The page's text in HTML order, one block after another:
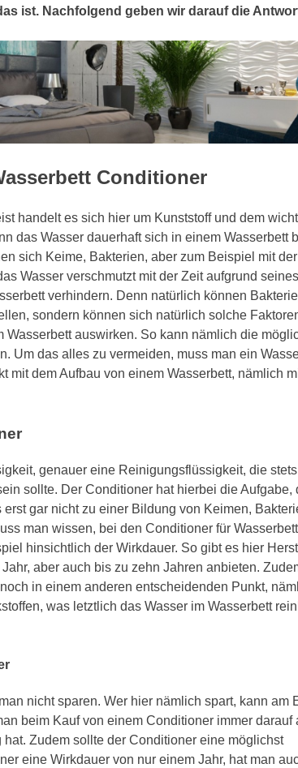
ist. Nachfolgend geben wir darauf die
Conditioner
handelt es sich hier um Kunststoff und dem
das Wasser dauerhaft sich in einem Wasserbett
sich Keime, Bakterien, aber zum Beispiel mit
Wasser verschmutzt mit der Zeit aufgrund seines
verhindern. Denn natürlich können
sondern können sich natürlich solche
auswirken. So kann nämlich die
Um das alles zu vermeiden, muss man ein
mit dem Aufbau von einem Wasserbett, nämlich
genauer eine Reinigungsflüssigkeit, die
sollte. Der Conditioner hat hierbei die Aufgabe,
gar nicht zu einer Bildung von Keimen,
man wissen, bei den Conditioner für
hinsichtlich der Wirkdauer. So gibt es hier
aber auch bis zu zehn Jahren anbieten.
in einem anderen entscheidenden Punkt,
was letztlich das Wasser im Wasserbett
nicht sparen. Wer hier nämlich spart, kann am
beim Kauf von einem Conditioner immer darauf
Zudem sollte der Conditioner eine möglichst
eine Wirkdauer von nur einem Jahr, hat man